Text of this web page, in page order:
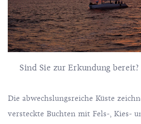
Sind Sie zur Erkundung bereit?
Die abwechslungsreiche Küste
versteckte Buchten mit Fels-, Kies-